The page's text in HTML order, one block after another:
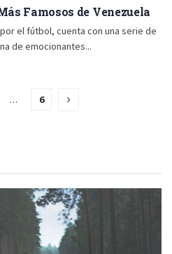
Famosos de Venezuela
el fútbol, cuenta con una serie de
de emocionantes...
… 6